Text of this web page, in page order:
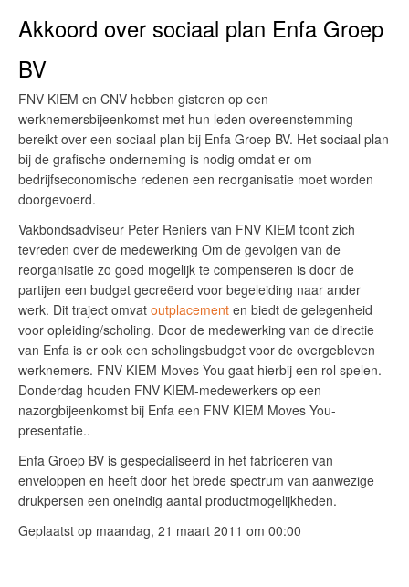
Akkoord over sociaal plan Enfa Groep
BV
FNV KIEM en CNV hebben gisteren op een
werknemersbijeenkomst met hun leden overeenstemming
bereikt over een sociaal plan bij Enfa Groep BV. Het sociaal plan
bij de grafische onderneming is nodig omdat er om
bedrijfseconomische redenen een reorganisatie moet worden
doorgevoerd.
Vakbondsadviseur Peter Reniers van FNV KIEM toont zich
tevreden over de medewerking Om de gevolgen van de
reorganisatie zo goed mogelijk te compenseren is door de
partijen een budget gecreëerd voor begeleiding naar ander
werk. Dit traject omvat outplacement en biedt de gelegenheid
voor opleiding/scholing. Door de medewerking van de directie
van Enfa is er ook een scholingsbudget voor de overgebleven
werknemers. FNV KIEM Moves You gaat hierbij een rol spelen.
Donderdag houden FNV KIEM-medewerkers op een
nazorgbijeenkomst bij Enfa een FNV KIEM Moves You-
presentatie..
Enfa Groep BV is gespecialiseerd in het fabriceren van
enveloppen en heeft door het brede spectrum van aanwezige
drukpersen een oneindig aantal productmogelijkheden.
Geplaatst op maandag, 21 maart 2011 om 00:00